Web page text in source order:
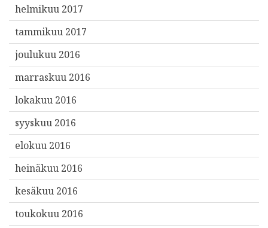
helmikuu 2017
tammikuu 2017
joulukuu 2016
marraskuu 2016
lokakuu 2016
syyskuu 2016
elokuu 2016
heinäkuu 2016
kesäkuu 2016
toukokuu 2016